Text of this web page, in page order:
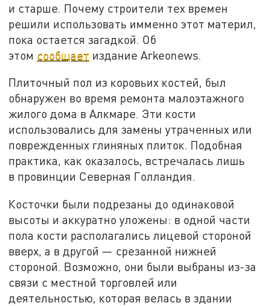
и старше. Почему строители тех времен
решили использовать имменно этот материл,
пока остается загадкой. Об
этом сообщает издание Arkeonews.
Плиточный пол из коровьих костей, был
обнаружен во время ремонта малоэтажного
жилого дома в Алкмаре. Эти кости
использовались для замены утраченных или
поврежденных глиняных плиток. Подобная
практика, как оказалось, встречалась лишь
в провинции Северная Голландия.
Косточки были подрезаны до одинаковой
высоты и аккуратно уложены: в одной части
пола кости располагались лицевой стороной
вверх, а в другой — срезанной нижней
стороной. Возможно, они были выбраны из-за
связи с местной торговлей или
деятельностью, которая велась в здании